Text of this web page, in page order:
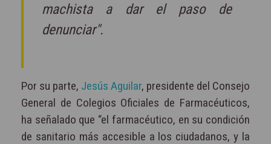
machista a dar el paso de
denunciar".
Por su parte, Jesús Aguilar, presidente del Consejo
General de Colegios Oficiales de Farmacéuticos,
ha señalado que “el farmacéutico, en su condición
de sanitario más accesible a los ciudadanos, y la